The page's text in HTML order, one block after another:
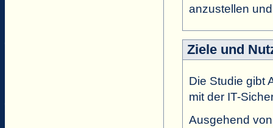
anzustellen
Ziele und
Die Studie gibt
mit der IT-
Ausgehend